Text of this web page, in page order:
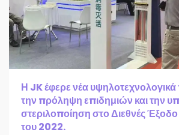
Η JK έφερε νέα υψηλοτεχνολογικά
την πρόληψη επιδημιών και την
στεριλοποίηση στο Διεθνές
του 2022.